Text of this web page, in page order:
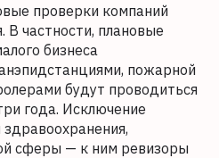
проверки компаний
В частности, плановые
бизнеса
пожарной
будут проводиться
года. Исключение
сферы — к ним ревизоры